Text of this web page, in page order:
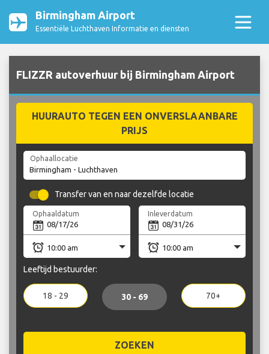
Birmingham Airport
Essentiële Luchthaven Informatie en diensten
FLIZZR autoverhuur bij Birmingham Airport
HUURAUTO TEGEN EEN ONVERSLAANBARE
PRIJS
Ophaallocatie
Transfer van en naar dezelfde locatie
Ophaaldatum Inleverdatum
Leeftijd bestuurder:
18 - 29 30 - 69 70+
ZOEKEN